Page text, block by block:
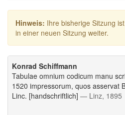
Hinweis: Ihre bisherige Sitzung
in einer neuen Sitzung weiter.
Konrad Schiffmann
Tabulae omnium codicum manu
1520 impressorum, quos asservat
Linc. [handschriftlich] — Linz, 1895